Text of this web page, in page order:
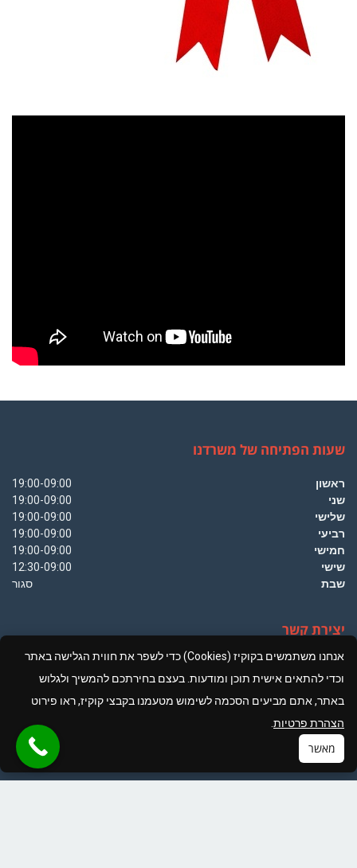
שעות הפתיחה של משרדנו
ראשון
19:00-09:00
שני
19:00-09:00
שלישי
19:00-09:00
רביעי
19:00-09:00
חמישי
19:00-09:00
שישי
12:30-09:00
שבת
סגור
יצירת קשר
סניף הרצליה: טל' 09-9543895, פקס' 09-9545033 דוא"ל
office@notario.co.il, רחוב משכית 22 כניסה דרומית, קומה ג', ת.ד.
12617,הרצליה פיתוח
office@notario.co.il, רחוב התהילה 38, נתניה
אנחנו משתמשים בקוקיז (Cookies) כדי לשפר את חווית הגלישה באתר
וכדי להתאים אישית תוכן ומודעות. בעצם בחירתכם להמשיך ולגלוש
באתר, אתם מביעים הסכמה לשימוש מטעמנו בקבצי קוקיז, ראו פירוט
הצהרת פרטיות
מאשר
גלילה
לראש
העמוד